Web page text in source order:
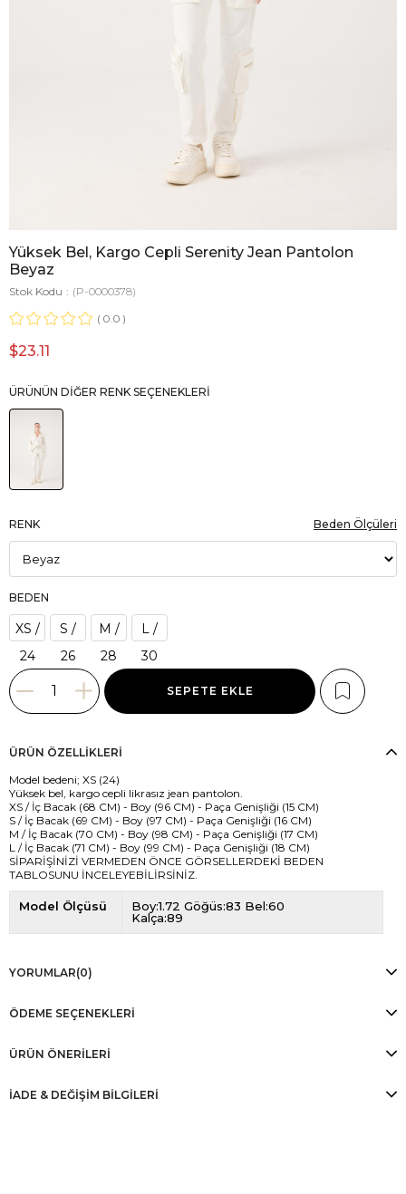
Yüksek Bel, Kargo Cepli Serenity Jean Pantolon
Beyaz
Stok Kodu
(P-0000378)
0.0
$23.11
ÜRÜNÜN DIĞER RENK SEÇENEKLERI
RENK
BEDEN
XS /
24
S /
26
M /
28
L /
30
Beden Ölçüleri
ÜRÜN ÖZELLIKLERI
Model bedeni; XS (24)
Yüksek bel, kargo cepli likrasız jean pantolon.
XS / İç Bacak (68 CM) - Boy (96 CM) - Paça Genişliği (15 CM)
S / İç Bacak (69 CM) - Boy (97 CM) - Paça Genişliği (16 CM)
M / İç Bacak (70 CM) - Boy (98 CM) - Paça Genişliği (17 CM)
L / İç Bacak (71 CM) - Boy (99 CM) - Paça Genişliği (18 CM)
SİPARİŞİNİZİ VERMEDEN ÖNCE GÖRSELLERDEKİ BEDEN
TABLOSUNU İNCELEYEBİLİRSİNİZ.
Model Ölçüsü
Boy:1.72 Göğüs:83 Bel:60
Kalça:89
YORUMLAR(0)
ÖDEME SEÇENEKLERI
ÜRÜN ÖNERILERI
İADE & DEĞİŞİM BİLGİLERİ